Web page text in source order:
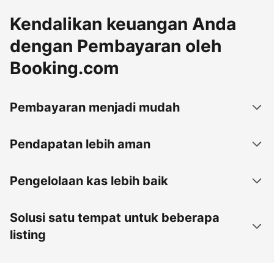
Kendalikan keuangan Anda
dengan Pembayaran oleh
Booking.com
Pembayaran menjadi mudah
Pendapatan lebih aman
Pengelolaan kas lebih baik
Solusi satu tempat untuk beberapa
listing